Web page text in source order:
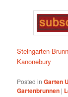
Steingarten-
Kanonebury
Posted in Garten
Gartenbrunnen |